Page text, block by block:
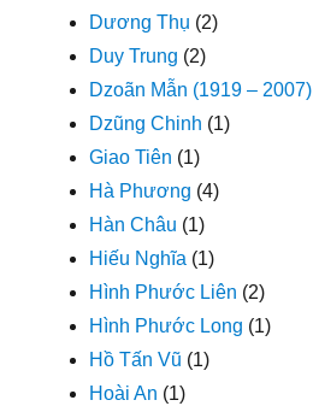
Dương Thụ (2)
Duy Trung (2)
Dzoãn Mẫn (1919 – 2007)
Dzũng Chinh (1)
Giao Tiên (1)
Hà Phương (4)
Hàn Châu (1)
Hiếu Nghĩa (1)
Hình Phước Liên (2)
Hình Phước Long (1)
Hồ Tấn Vũ (1)
Hoài An (1)